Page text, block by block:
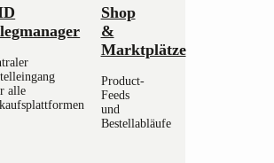
alle
Shop
&
Marktplätze
Product-
Feeds
und
Bestellabläufe